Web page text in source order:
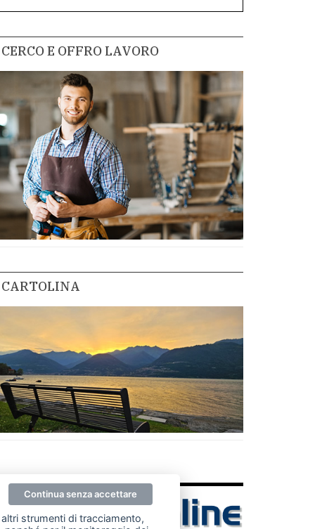
CERCO E OFFRO LAVORO
CARTOLINA
strumenti di tracciamento,
Continua senza accettare